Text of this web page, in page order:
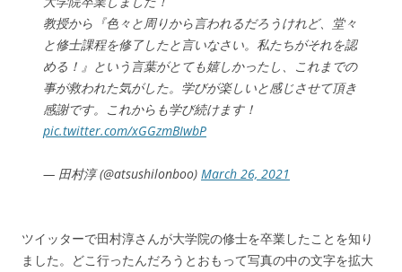
教授から『色々と周りから言われるだろうけれど、堂々
と修士課程を修了したと言いなさい。私たちがそれを認
める！』という言葉がとても嬉しかったし、これまでの
事が救われた気がした。学びが楽しいと感じさせて頂き
感謝です。これからも学び続けます！
pic.twitter.com/xGGzmBIwbP
— 田村淳 (@atsushilonboo) March 26, 2021
ツイッターで田村淳さんが大学院の修士を卒業したことを知り
ました。どこ行ったんだろうとおもって写真の中の文字を拡大